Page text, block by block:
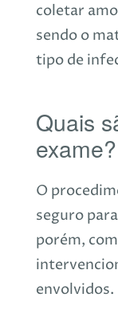
coletar
sendo o
tipo de
Quais
exame?
O
seguro
porém,
envolvidos.